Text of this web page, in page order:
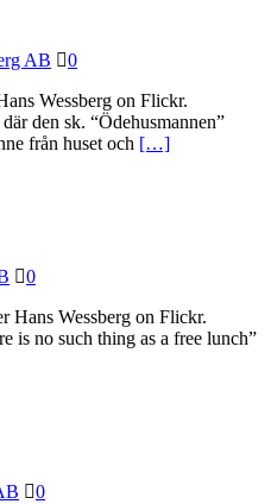
AB
0
Wessberg on Flickr.
den sk. “Ödehusmannen”
från huset och […]
0
Hans Wessberg on Flickr.
is no such thing as a free lunch”
0